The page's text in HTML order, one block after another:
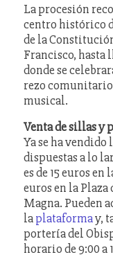
La procesión
centro histórico
de la
Francisco, hasta
donde se
rezo
musical.
Venta de sillas y
Ya se ha vendido
dispuestas a lo
es de 15 euros en
euros en la
Magna. Pueden
laplataformay,
portería del
horario de 9:00 a